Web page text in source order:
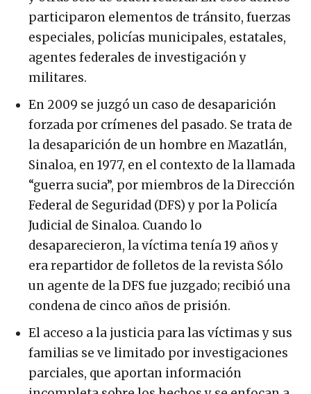
participaron elementos de tránsito, fuerzas
especiales, policías municipales, estatales,
agentes federales de investigación y
militares.
En 2009 se juzgó un caso de desaparición
forzada por crímenes del pasado. Se trata de
la desaparición de un hombre en Mazatlán,
Sinaloa, en 1977, en el contexto de la llamada
“guerra sucia”, por miembros de la Dirección
Federal de Seguridad (DFS) y por la Policía
Judicial de Sinaloa. Cuando lo
desaparecieron, la víctima tenía 19 años y
era repartidor de folletos de la revista Sólo
un agente de la DFS fue juzgado; recibió una
condena de cinco años de prisión.
El acceso a la justicia para las víctimas y sus
familias se ve limitado por investigaciones
parciales, que aportan información
incompleta sobre los hechos y se enfocan a